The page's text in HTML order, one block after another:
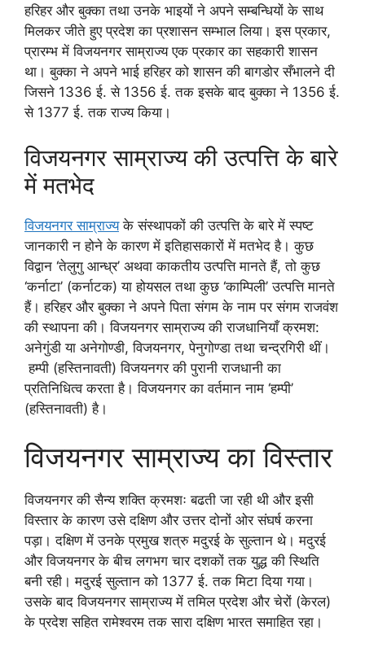
हरिहर और बुक्का तथा उनके भाइयों ने अपने सम्बन्धियों के साथ
मिलकर जीते हुए प्रदेश का प्रशासन सम्भाल लिया। इस प्रकार,
प्रारम्भ में विजयनगर साम्राज्य एक प्रकार का सहकारी शासन
था। बुक्का ने अपने भाई हरिहर को शासन की बागडोर सँभालने दी
जिसने 1336 ई. से 1356 ई. तक इसके बाद बुक्का ने 1356 ई.
से 1377 ई. तक राज्य किया।
विजयनगर साम्राज्य की उत्पत्ति के बारे
में मतभेद
विजयनगर साम्राज्यके संस्थापकों की उत्पत्ति के बारे में स्पष्ट
जानकारी न होने के कारण में इतिहासकारों में मतभेद है। कुछ
विद्वान ‘तेलुगु आन्ध्र’ अथवा काकतीय उत्पत्ति मानते हैं, तो कुछ
‘कर्नाटा’ (कर्नाटक) या होयसल तथा कुछ ‘काम्पिली’ उत्पत्ति मानते
हैं। हरिहर और बुक्का ने अपने पिता संगम के नाम पर संगम राजवंश
की स्थापना की। विजयनगर साम्राज्य की राजधानियाँ क्रमश:
अनेगुंडी या अनेगोण्डी, विजयनगर, पेनुगोण्डा तथा चन्द्रगिरी थीं।
हम्पी (हस्तिनावती) विजयनगर की पुरानी राजधानी का
प्रतिनिधित्व करता है। विजयनगर का वर्तमान नाम ‘हम्पी’
(हस्तिनावती) है।
विजयनगर साम्राज्य का विस्तार
विजयनगर की सैन्य शक्ति क्रमशः बढती जा रही थी और इसी
विस्तार के कारण उसे दक्षिण और उत्तर दोनों ओर संघर्ष करना
पड़ा। दक्षिण में उनके प्रमुख शत्रु मदुरई के सुल्तान थे। मदुरई
और विजयनगर के बीच लगभग चार दशकों तक युद्ध की स्थिति
बनी रही। मदुरई सुल्तान को 1377 ई. तक मिटा दिया गया।
उसके बाद विजयनगर साम्राज्य में तमिल प्रदेश और चेरों (केरल)
के प्रदेश सहित रामेश्वरम तक सारा दक्षिण भारत समाहित रहा।